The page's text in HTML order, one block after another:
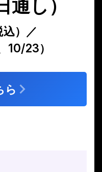
し）
）／
10/23）
ら